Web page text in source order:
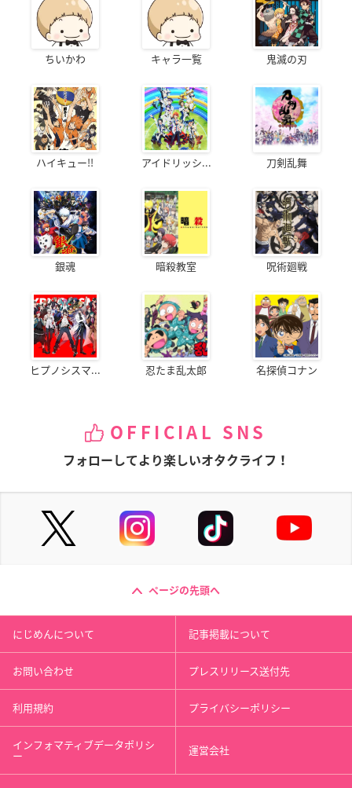
ちいかわ キャラ一覧 鬼滅の刃
ハイキュー!! アイドリッシ... 刀剣乱舞
銀魂 暗殺教室 呪術廻戦
ヒプノシスマ... 忍たま乱太郎 名探偵コナン
OFFICIAL SNS
フォローしてより楽しいオタクライフ！
ページの先頭へ
にじめんについて 記事掲載について
お問い合わせ プレスリリース送付先
利用規約 プライバシーポリシー
インフォマティブデータポリシ
ー 運営会社